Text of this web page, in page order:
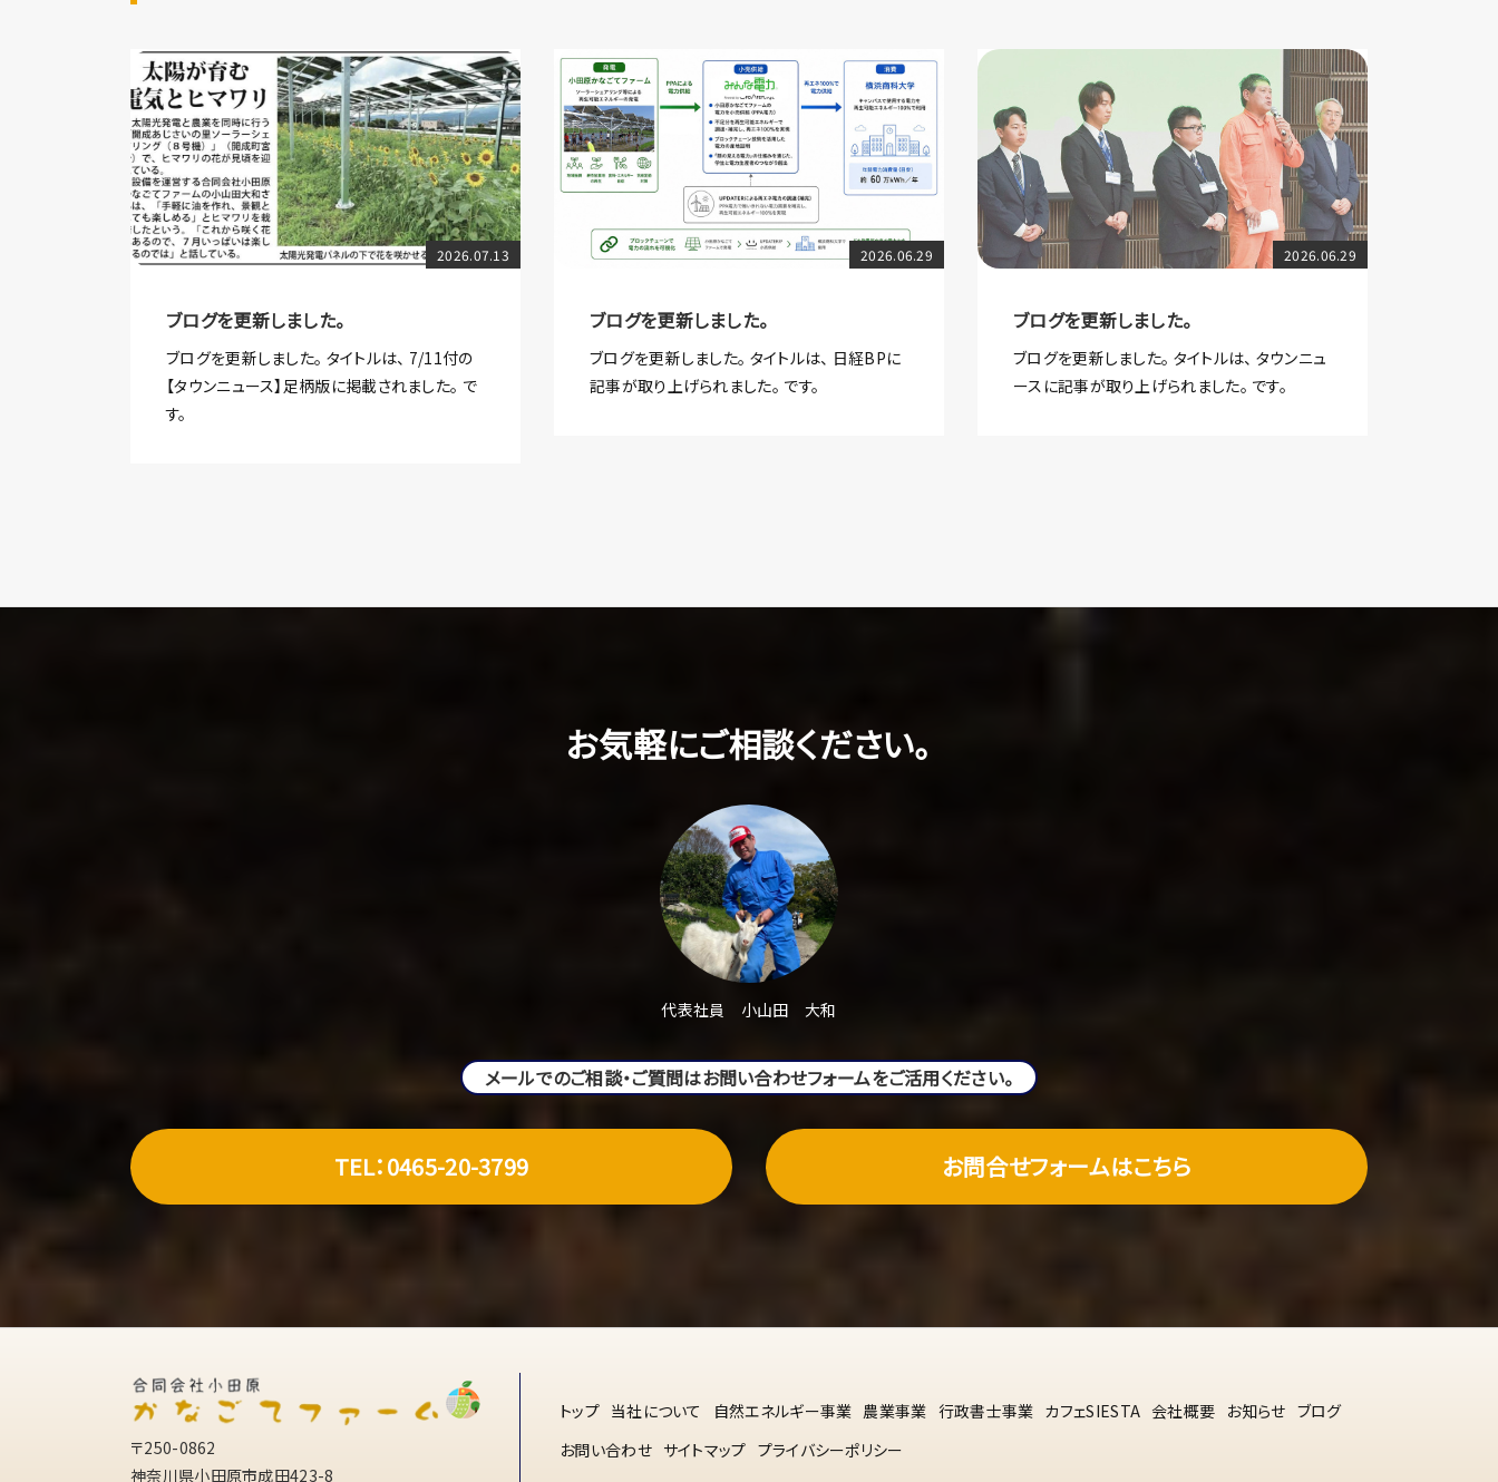
2026.07.13
ブログを更新しました。
ブログを更新しました。 タイトルは、 7/11付の
【タウンニュース】足柄版に掲載されました。 で
す。
2026.06.29
ブログを更新しました。
ブログを更新しました。 タイトルは、 日経BPに
記事が取り上げられました。 です。
2026.06.29
ブログを更新しました。
ブログを更新しました。 タイトルは、 タウンニュ
ースに記事が取り上げられました。 です。
お気軽にご相談ください。
代表社員 小山田 大和
メールでのご相談・ご質問はお問い合わせフォームをご活用ください。
TEL：0465-20-3799 お問合せフォームはこちら
〒250-0862
神奈川県小田原市成田423-8
トップ 当社について 自然エネルギー事業 農業事業 行政書士事業 カフェSIESTA 会社概要 お知らせ ブログ
お問い合わせ サイトマップ プライバシーポリシー